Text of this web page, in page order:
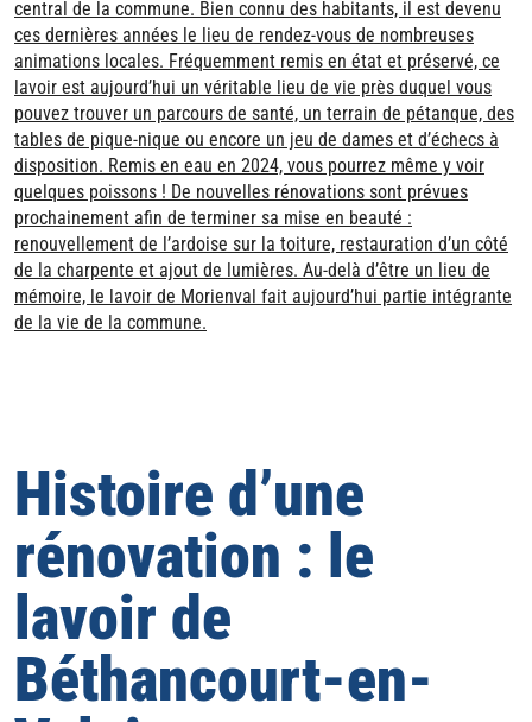
central de la commune. Bien connu des habitants, il est devenu
ces dernières années le lieu de rendez-vous de nombreuses
animations locales. Fréquemment remis en état et préservé, ce
lavoir est aujourd’hui un véritable lieu de vie près duquel vous
pouvez trouver un parcours de santé, un terrain de pétanque, des
tables de pique-nique ou encore un jeu de dames et d’échecs à
disposition. Remis en eau en 2024, vous pourrez même y voir
quelques poissons ! De nouvelles rénovations sont prévues
prochainement afin de terminer sa mise en beauté :
renouvellement de l’ardoise sur la toiture, restauration d’un côté
de la charpente et ajout de lumières. Au-delà d’être un lieu de
mémoire, le lavoir de Morienval fait aujourd’hui partie intégrante
de la vie de la commune.
Histoire d’une
rénovation : le
lavoir de
Béthancourt-en-